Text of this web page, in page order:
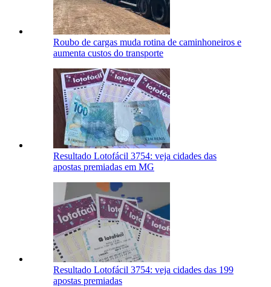
Roubo de cargas muda rotina de caminhoneiros e
aumenta custos do transporte
Resultado Lotofácil 3754: veja cidades das
apostas premiadas em MG
Resultado Lotofácil 3754: veja cidades das 199
apostas premiadas